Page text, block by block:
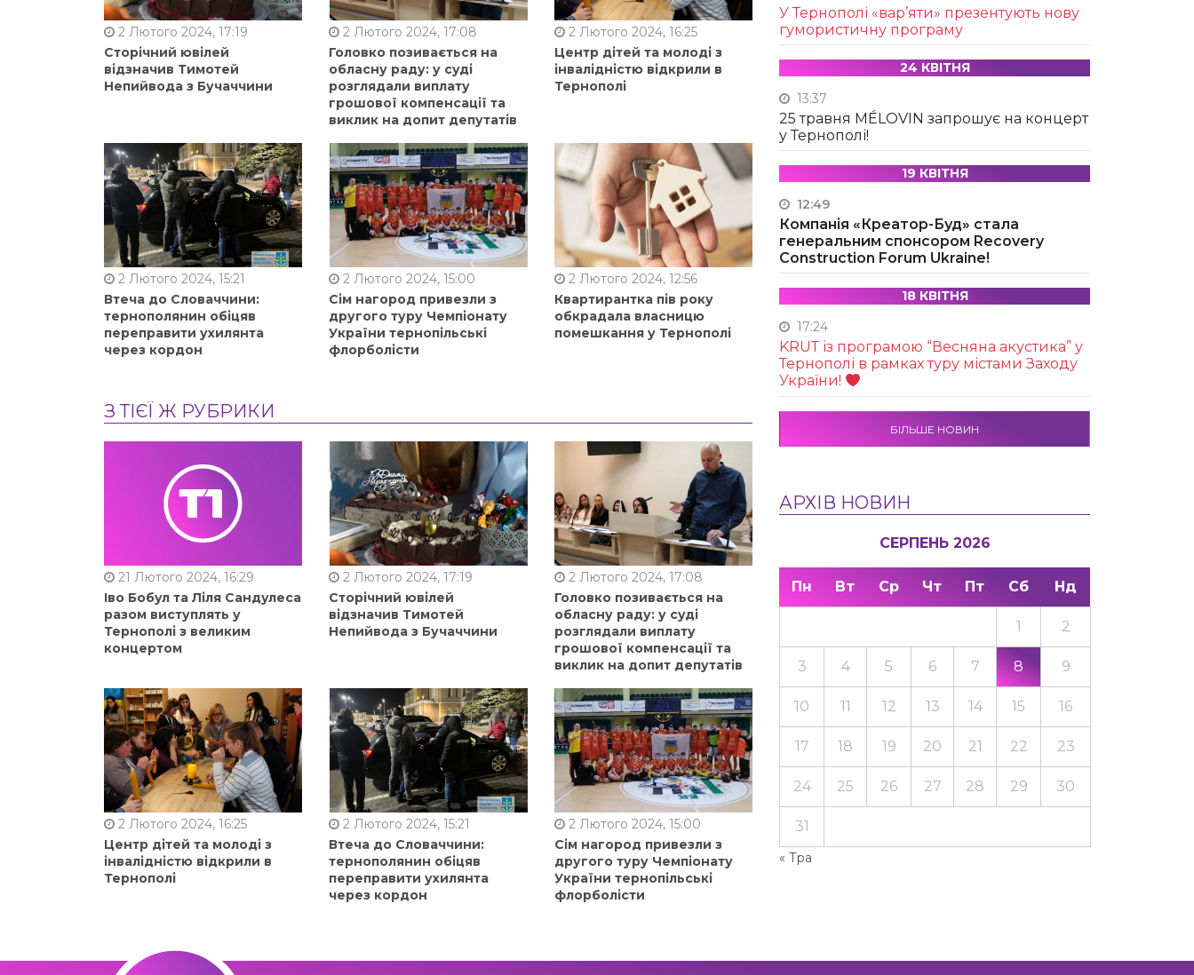
2 Лютого 2024, 17:19
Сторічний ювілей
відзначив Тимотей
Непийвода з Бучаччини
2 Лютого 2024, 17:08
Головко позивається на
обласну раду: у суді
розглядали виплату
грошової компенсації та
виклик на допит депутатів
2 Лютого 2024, 16:25
Центр дітей та молоді з
інвалідністю відкрили в
Тернополі
2 Лютого 2024, 15:21
Втеча до Словаччини:
тернополянин обіцяв
переправити ухилянта
через кордон
2 Лютого 2024, 15:00
Сім нагород привезли з
другого туру Чемпіонату
України тернопільські
флорболісти
2 Лютого 2024, 12:56
Квартирантка пів року
обкрадала власницю
помешкання у Тернополі
З ТІЄЇ Ж РУБРИКИ
21 Лютого 2024, 16:29
Іво Бобул та Ліля Сандулеса
разом виступлять у
Тернополі з великим
концертом
2 Лютого 2024, 17:19
Сторічний ювілей
відзначив Тимотей
Непийвода з Бучаччини
2 Лютого 2024, 17:08
Головко позивається на
обласну раду: у суді
розглядали виплату
грошової компенсації та
виклик на допит депутатів
2 Лютого 2024, 16:25
Центр дітей та молоді з
інвалідністю відкрили в
Тернополі
2 Лютого 2024, 15:21
Втеча до Словаччини:
тернополянин обіцяв
переправити ухилянта
через кордон
2 Лютого 2024, 15:00
Сім нагород привезли з
другого туру Чемпіонату
України тернопільські
флорболісти
У Тернополі «вар’яти» презентують нову
гумористичну програму
24 КВІТНЯ
13:37
25 травня MÉLOVIN запрошує на концерт
у Тернополі!
19 КВІТНЯ
12:49
Компанія «Креатор-Буд» стала
генеральним спонсором Recovery
Construction Forum Ukraine!
18 КВІТНЯ
17:24
KRUТ із програмою “Весняна акустика” у
Тернополі в рамках туру містами Заходу
України!
БІЛЬШЕ НОВИН
АРХІВ НОВИН
СЕРПЕНЬ 2026
Пн Вт Ср Чт Пт Сб Нд
« Тра
1 2
3 4 5 6 7 8 9
10 11 12 13 14 15 16
17 18 19 20 21 22 23
24 25 26 27 28 29 30
31